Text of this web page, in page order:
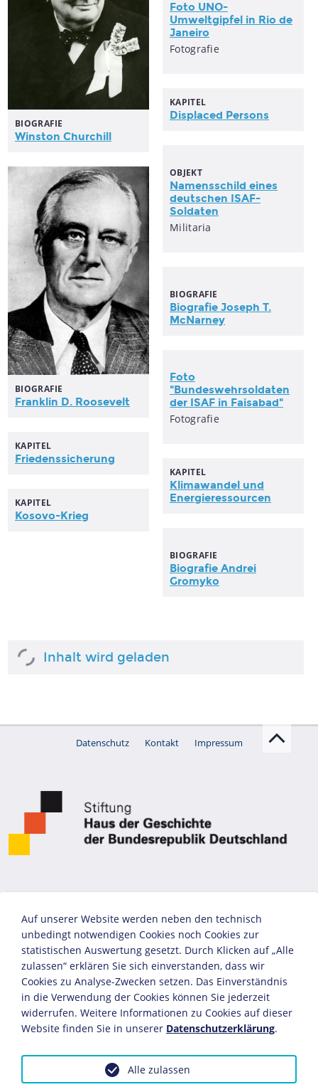
BIOGRAFIE
Winston Churchill
Foto UNO-
Umweltgipfel in Rio de
Janeiro
Fotografie
KAPITEL
Displaced Persons
OBJEKT
Namensschild eines
deutschen ISAF-
Soldaten
Militaria
BIOGRAFIE
Franklin D. Roosevelt
BIOGRAFIE
Biografie Joseph T.
McNarney
Foto
"Bundeswehrsoldaten
der ISAF in Faisabad"
Fotografie
KAPITEL
Friedenssicherung
KAPITEL
Klimawandel und
Energieressourcen
KAPITEL
Kosovo-Krieg
BIOGRAFIE
Biografie Andrei
Gromyko
Inhalt wird geladen
Datenschutz Kontakt Impressum
Auf unserer Website werden neben den technisch
unbedingt notwendigen Cookies noch Cookies zur
statistischen Auswertung gesetzt. Durch Klicken auf „Alle
zulassen“ erklären Sie sich einverstanden, dass wir
Cookies zu Analyse-Zwecken setzen. Das Einverständnis
in die Verwendung der Cookies können Sie jederzeit
widerrufen. Weitere Informationen zu Cookies auf dieser
Website finden Sie in unserer Datenschutzerklärung.
Alle zulassen